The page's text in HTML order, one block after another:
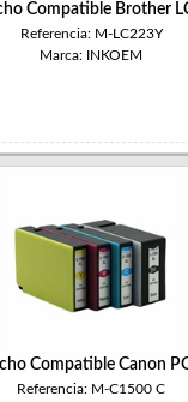
Compatible Brother
Referencia: M-LC223Y
Marca: INKOEM
Compatible Canon
Referencia: M-C1500 C